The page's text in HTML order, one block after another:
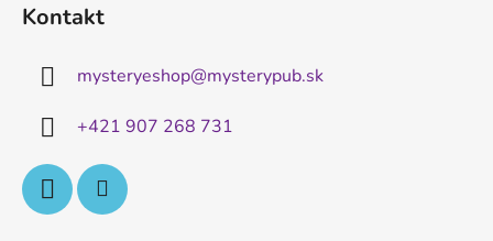
Kontakt
mysteryeshop@mysterypub.sk
+421 907 268 731